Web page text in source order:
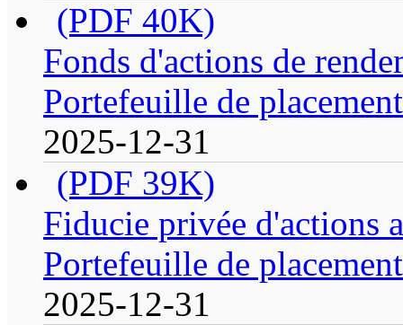
(PDF 40K)
Fonds d'actions de
Portefeuille de placement
2025-12-31
(PDF 39K)
Fiducie privée d'actions
Portefeuille de placement
2025-12-31